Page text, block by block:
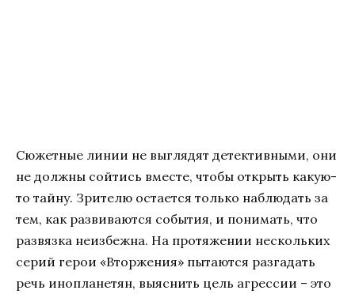
Сюжетные линии не выглядят детективными, они
не должны сойтись вместе, чтобы открыть какую-
то тайну. Зрителю остается только наблюдать за
тем, как развиваются события, и понимать, что
развязка неизбежна. На протяжении нескольких
серий герои «Вторжения» пытаются разгадать
речь инопланетян, выяснить цель агрессии – это